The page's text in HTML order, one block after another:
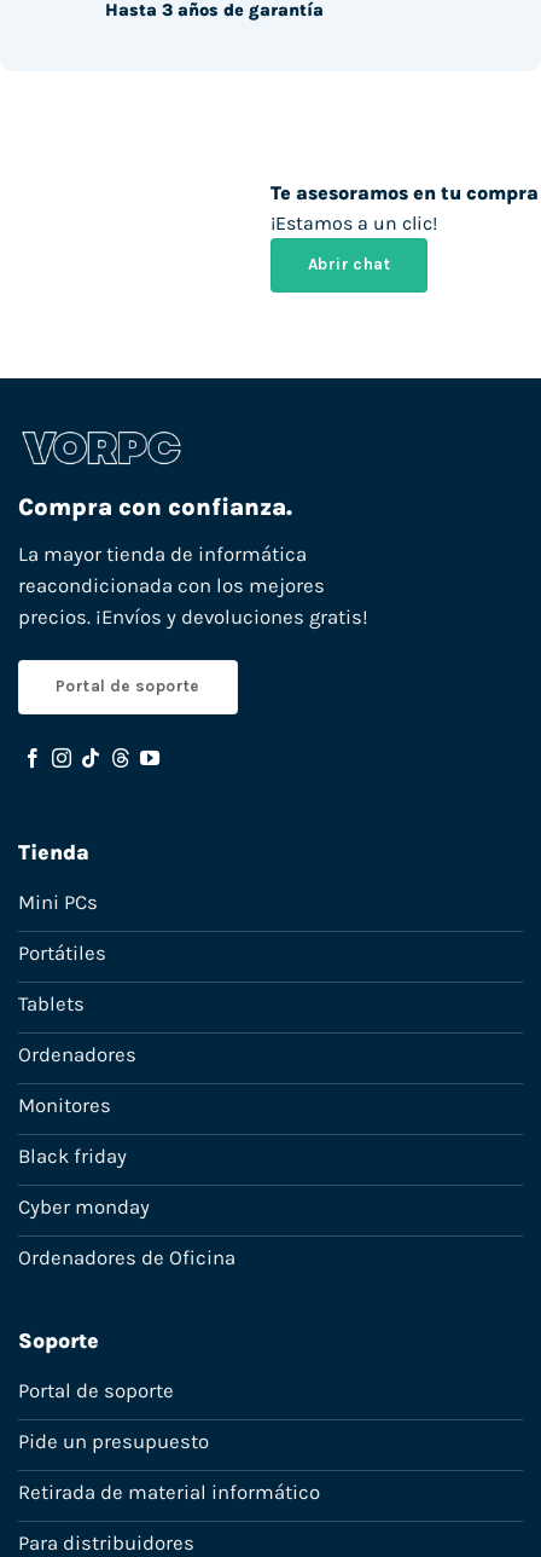
Te asesoramos en tu compra
¡Estamos a un clic!
Abrir chat
Hasta 3 años de garantía
Compra con confianza.
La mayor tienda de informática
reacondicionada con los mejores
precios. ¡Envíos y devoluciones gratis!
Portal de soporte
Tienda
Mini PCs
Portátiles
Tablets
Ordenadores
Monitores
Black friday
Cyber monday
Ordenadores de Oficina
Soporte
Portal de soporte
Pide un presupuesto
Retirada de material informático
Para distribuidores